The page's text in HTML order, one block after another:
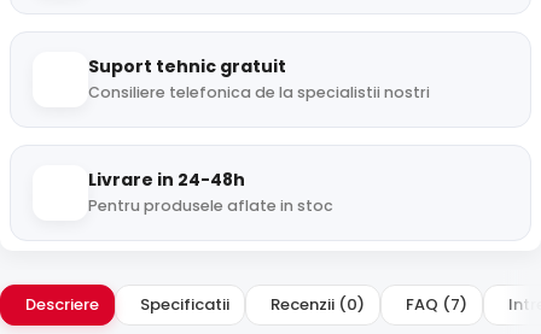
Suport tehnic gratuit
Consiliere telefonica de la specialistii nostri
Livrare in 24-48h
Pentru produsele aflate in stoc
Descriere Specificatii Recenzii (0) FAQ (7)